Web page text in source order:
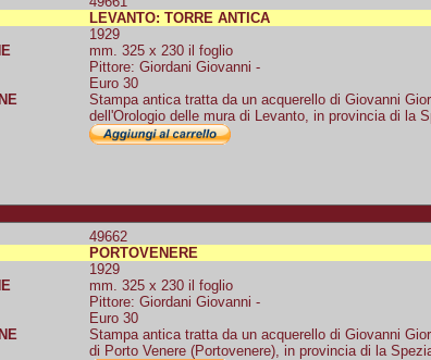
LEVANTO: TORRE ANTICA
1929
mm. 325 x 230 il foglio
Pittore: Giordani Giovanni -
Euro 30
Stampa antica tratta da un acquerello di Giovanni
dell'Orologio delle mura di Levanto, in provincia di la
49662
PORTOVENERE
1929
mm. 325 x 230 il foglio
Pittore: Giordani Giovanni -
Euro 30
Stampa antica tratta da un acquerello di Giovanni
di Porto Venere (Portovenere), in provincia di la